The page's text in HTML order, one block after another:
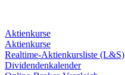
Aktienkurse
Aktienkurse
Realtime-Aktienkursliste (L&S)
Dividendenkalender